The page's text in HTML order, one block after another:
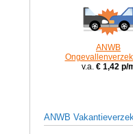
ANWB
v.a. € 1,42 p/
ANWB